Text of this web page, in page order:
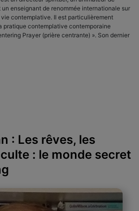
enseignant de renommée internationale sur
contemplative. Il est particulièrement
pratique contemplative contemporaine
Prayer (prière centrante) ». Son dernier
: Les rêves, les
: le monde secret